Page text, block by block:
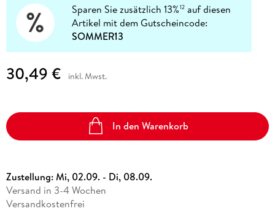
Sparen Sie zusätzlich 13%12 auf diesen
Artikel mit dem Gutscheincode:
SOMMER13
30,49 € inkl. Mwst.
In den Warenkorb
Zustellung:Mi, 02.09. - Di, 08.09.
Versand in 3-4 Wochen
Versandkostenfrei